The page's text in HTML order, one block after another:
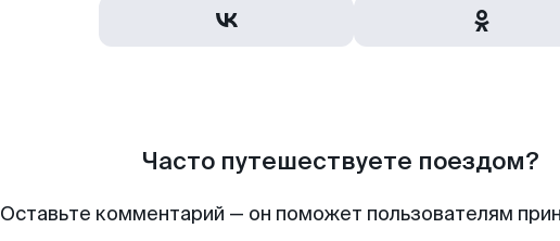
Часто путешествуете поездом?
Оставьте комментарий — он поможет пользователям